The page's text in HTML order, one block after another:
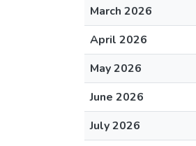
March 2026
April 2026
May 2026
June 2026
July 2026